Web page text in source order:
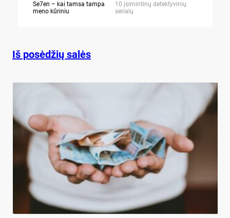
Se7en – kai tamsa tampa
meno kūriniu
10 įsimintinų detektyvinių
serialų
Iš posėdžių salės